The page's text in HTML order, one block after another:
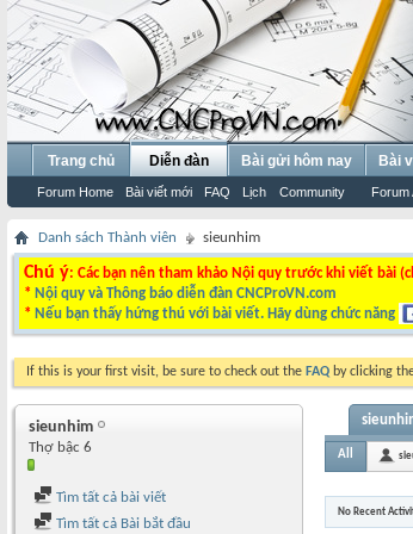
Trang chủ Diễn đàn
Forum Home Bài viết mới FAQ Lịch Community Forum
Bài gửi hôm nay Bài
Danh sách Thành viên sieunhim
Chú ý: Các bạn nên tham khảo Nội quy trước khi viết bài
* Nội quy và Thông báo diễn đàn CNCProVN.com
* Nếu bạn thấy hứng thú với bài viết. Hãy dùng chức năng
If this is your first visit, be sure to check out the FAQ by clicking
sieunhim
Thợ bậc 6
Tìm tất cả bài viết
Tìm tất cả Bài bắt đầu
All
No Recent